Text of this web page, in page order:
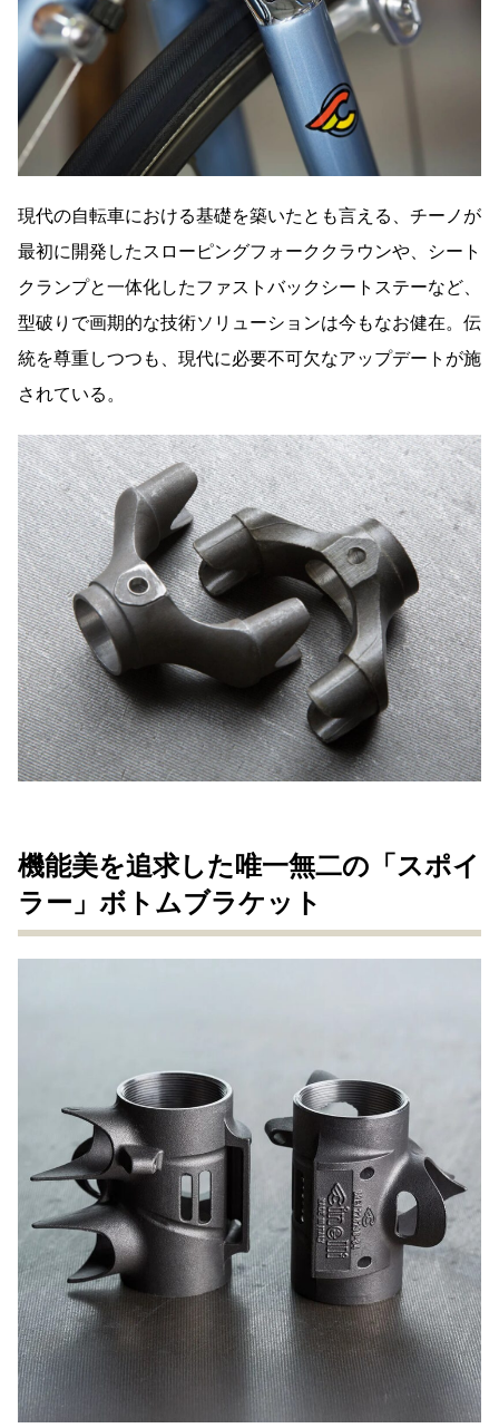
現代の自転車における基礎を築いたとも言える、チーノが
最初に開発したスローピングフォーククラウンや、シート
クランプと一体化したファストバックシートステーなど、
型破りで画期的な技術ソリューションは今もなお健在。伝
統を尊重しつつも、現代に必要不可欠なアップデートが施
されている。
機能美を追求した唯一無二の「スポイ
ラー」ボトムブラケット